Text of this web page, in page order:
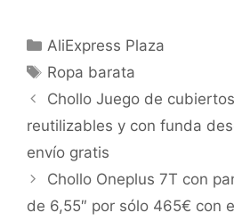
Categorías
AliExpress Plaza
Etiquetas
Ropa barata
Chollo Juego de
reutilizables y con funda
envío gratis
Chollo Oneplus 7T con
de 6,55″ por sólo 465€ con